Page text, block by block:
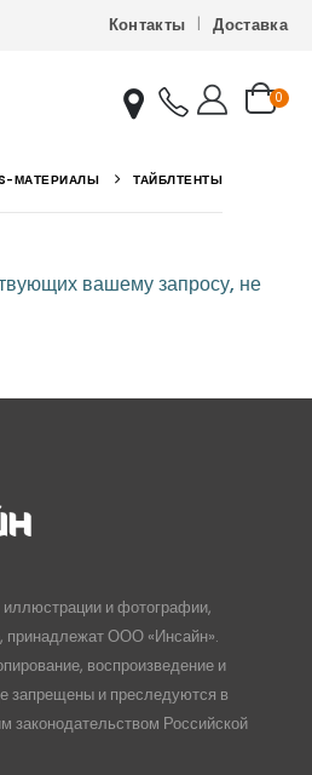
Контакты Доставка
0
МАТЕРИАЛЫ ТАЙБЛТЕНТЫ
вашему запросу, не
и фотографии,
принадлежат ООО «Инсайн».
воспроизведение и
запрещены и преследуются в
законодательством Российской